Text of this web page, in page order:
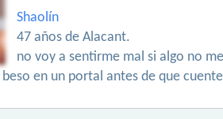
Shaolín
47 años de Alacant.
no voy a sentirme mal si algo no
en un portal antes de que